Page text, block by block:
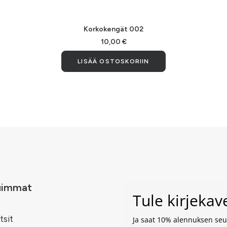
LISÄÄ OSTOSKORIIN
Korkokengät 002
10,00 €
LISÄÄ OSTOSKORIIN
Tule
Ja saat 10% alennuksen